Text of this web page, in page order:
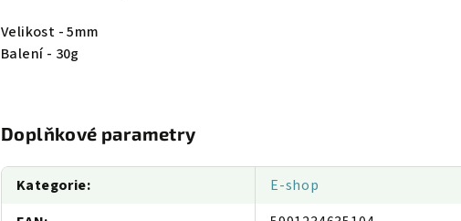
Velikost - 5mm
Balení - 30g
Doplňkové parametry
Kategorie:
E-shop